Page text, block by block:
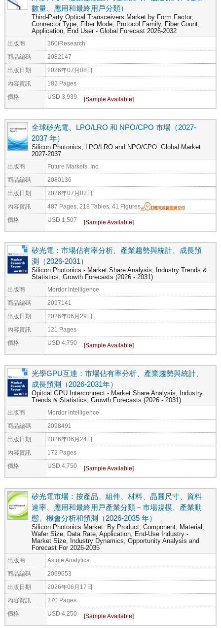
數量、應用和最終用戶分類）
Third-Party Optical Transceivers Market by Form Factor,
Connector Type, Fiber Mode, Protocol Family, Fiber Count,
Application, End User - Global Forecast 2026-2032
出版商 360iResearch
商品編碼 2082147
出版日期 2026年07月08日
內容資訊 182 Pages
價格 USD 3,939
全球矽光電、LPO/LRO 和 NPO/CPO 市場（2027-
2037 年）
Silicon Photonics, LPO/LRO and NPO/CPO: Global Market
2027-2037
出版商 Future Markets, Inc.
商品編碼 2080136
出版日期 2026年07月02日
內容資訊 487 Pages, 218 Tables, 41 Figures
價格 USD 1,507
矽光電：市場佔有率分析、產業趨勢與統計、成長預
測（2026-2031）
Silicon Photonics - Market Share Analysis, Industry Trends &
Statistics, Growth Forecasts (2026 - 2031)
出版商 Mordor Intelligence
商品編碼 2097141
出版日期 2026年06月29日
內容資訊 121 Pages
價格 USD 4,750
光學GPU互連：市場佔有率分析、產業趨勢與統計、
成長預測（2026-2031年）
Opitcal GPU Interconnect - Market Share Analysis, Industry
Trends & Statistics, Growth Forecasts (2026 - 2031)
出版商 Mordor Intelligence
商品編碼 2098491
出版日期 2026年06月24日
內容資訊 172 Pages
價格 USD 4,750
矽光電市場：按產品、組件、材料、晶圓尺寸、資料
速率、應用和最終用戶產業分類－市場規模、產業動
態、機會分析和預測（2026-2035 年）
Silicon Photonics Market: By Product, Component, Material,
Wafer Size, Data Rate, Application, End-Use Industry -
Market Size, Industry Dynamics, Opportunity Analysis and
Forecast For 2026-2035
出版商 Astute Analytica
商品編碼 2069653
出版日期 2026年06月17日
內容資訊 270 Pages
價格 USD 4,250